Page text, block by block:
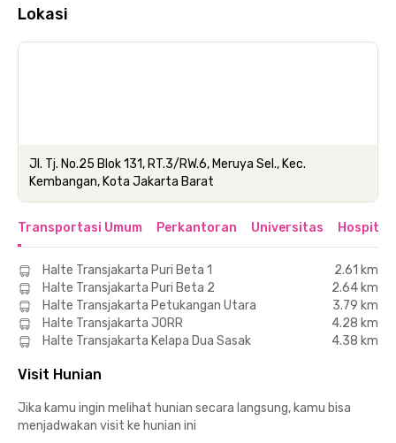
Lokasi
Jl. Tj. No.25 Blok 131, RT.3/RW.6, Meruya Sel., Kec.
Kembangan, Kota Jakarta Barat
Transportasi Umum Perkantoran Universitas Hospital
Halte Transjakarta Puri Beta 1
2.61 km
Halte Transjakarta Puri Beta 2
2.64 km
Halte Transjakarta Petukangan Utara
3.79 km
Halte Transjakarta JORR
4.28 km
Halte Transjakarta Kelapa Dua Sasak
4.38 km
Visit Hunian
Jika kamu ingin melihat hunian secara langsung, kamu bisa
menjadwakan visit ke hunian ini